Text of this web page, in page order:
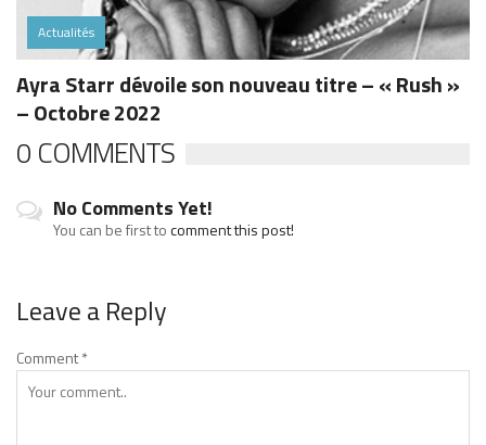
Actualités
Ayra Starr dévoile son nouveau titre – « Rush »
– Octobre 2022
0 COMMENTS
No Comments Yet!
You can be first tocomment this post!
Leave a Reply
Comment*